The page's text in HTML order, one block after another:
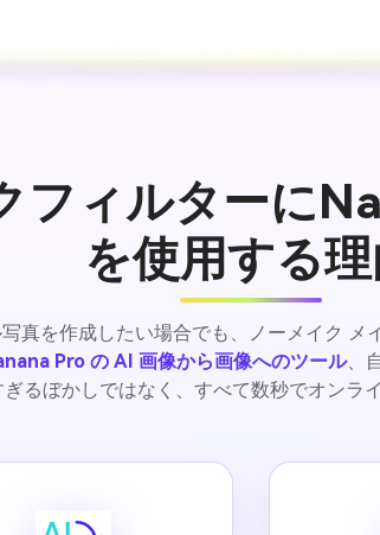
フィルターに
を使用する
真を作成したい場合でも、ノーメイク
Pro の AI 画像から画像へのツール、
るぼかしではなく、すべて数秒でオンラ